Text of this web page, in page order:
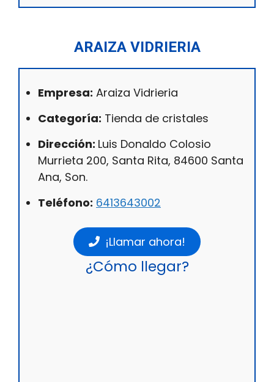
ARAIZA VIDRIERIA
Empresa: Araiza Vidrieria
Categoría: Tienda de cristales
Dirección: Luis Donaldo Colosio
Murrieta 200, Santa Rita, 84600 Santa
Ana, Son.
Teléfono: 6413643002
¡Llamar ahora!
¿Cómo llegar?